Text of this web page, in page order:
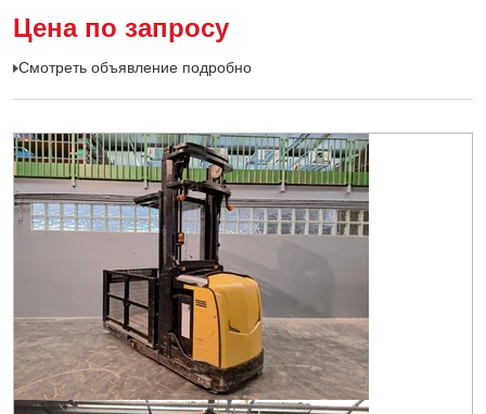
Цена по запросу
Смотреть объявление подробно